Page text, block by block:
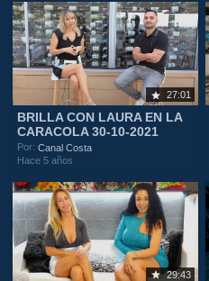
27:01
BRILLA CON LAURA EN LA
CARACOLA 30-10-2021
Por:Canal Costa
Hace 5 años
29:43